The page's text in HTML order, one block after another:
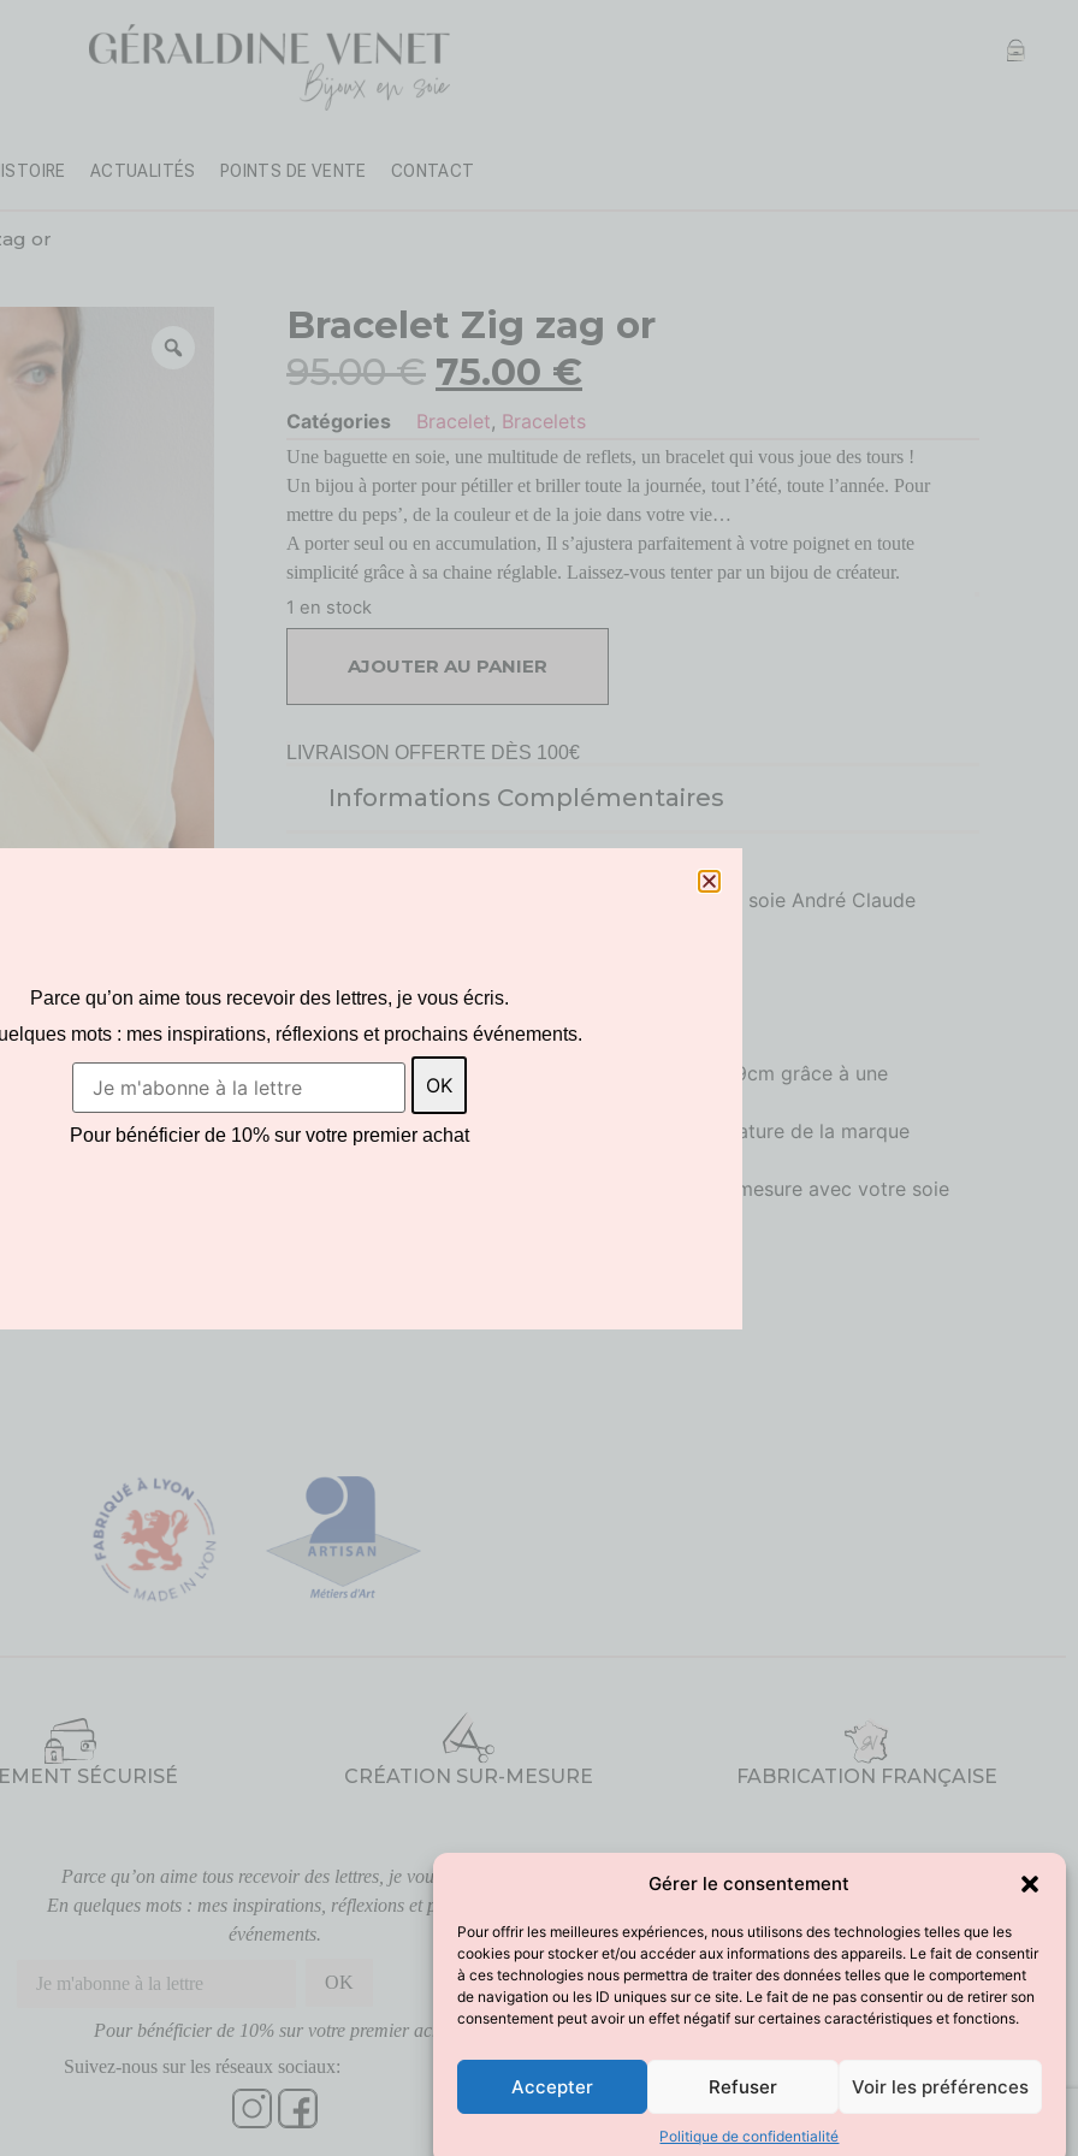
Gérer le consentement
Pour offrir les meilleures expériences, nous utilisons des technologies telles que les
cookies pour stocker et/ou accéder aux informations des appareils. Le fait de consentir
à ces technologies nous permettra de traiter des données telles que le comportement
de navigation ou les ID uniques sur ce site. Le fait de ne pas consentir ou de retirer son
consentement peut avoir un effet négatif sur certaines caractéristiques et fonctions.
Accepter Refuser Voir les préférences
Politique de confidentialité
ACTUALITÉS POINTS DE VENTE CONTACT
or
Bracelet Zig zag or
95.00€ 75.00 €
Catégories Bracelet, Bracelets
Une baguette en soie, une multitude de reflets, un bracelet qui vous joue des tours !
Un bijou à porter pour pétiller et briller toute la journée, tout l’été, toute l’année. Pour
mettre du peps’, de la couleur et de la joie dans votre vie…
A porter seul ou en accumulation, Il s’ajustera parfaitement à votre poignet en toute
simplicité grâce à sa chaine réglable. Laissez-vous tenter par un bijou de créateur.
1 en stock
AJOUTER AU PANIER
LIVRAISON OFFERTE DÈS 100€
Informations Complémentaires
Perles de soie créées avec une cravate en soie André Claude
Chaîne en argent 925 maille figaro
Bracelet à porter en double tour
Fermoir à ressort en argent 925
Longueur du bracelet ajustable de 22 à 29cm grâce à une
Pampille GV en argent 925, véritable signature de la marque
Pour toute commande d’une création sur-mesure avec votre soie
SÉCURISÉ CRÉATION SUR-MESURE FABRICATION FRANÇAISE
Parce qu’on aime tous recevoir des lettres, je vous écris.
En quelques mots : mes inspirations, réflexions et prochains
événements.
Pour bénéficier de 10% sur votre premier achat
Suivez-nous sur les réseaux sociaux:
Mentions Légales
Politique de confidentialité
Parce qu’on aime tous recevoir des lettres, je vous écris.
mots : mes inspirations, réflexions et prochains événements.
Pour bénéficier de 10% sur votre premier achat